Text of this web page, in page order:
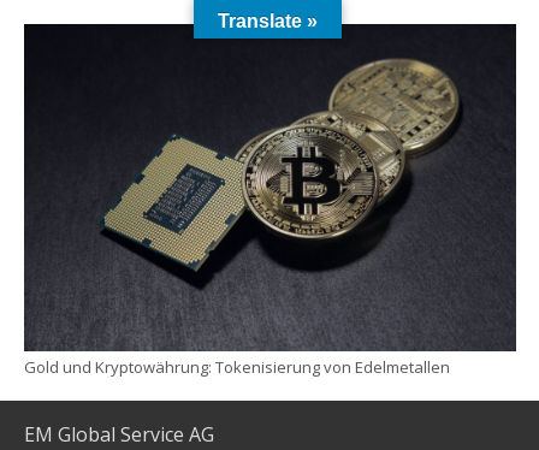
Gold und Kryptowährung: Tokenisierung von Edelmetallen
EM Global Service AG
Translate »